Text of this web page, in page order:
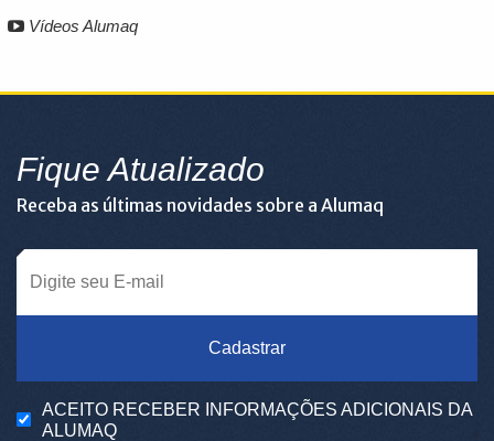
Vídeos Alumaq
Fique Atualizado
Receba as últimas novidades sobre a Alumaq
Cadastrar
ACEITO RECEBER INFORMAÇÕES ADICIONAIS DA
ALUMAQ